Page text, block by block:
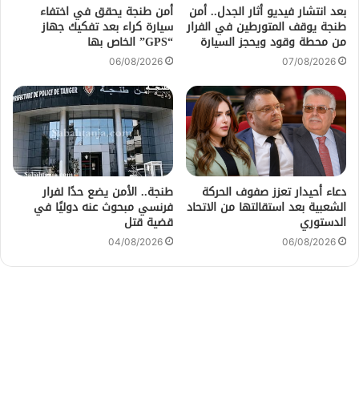
بعد انتشار فيديو أثار الجدل.. أمن
طنجة يوقف المتورطين في الفرار
من محطة وقود ويحجز السيارة
07/08/2026
أمن طنجة يحقق في اختفاء
سيارة كراء بعد تفكيك جهاز
“GPS” الخاص بها
06/08/2026
دعاء أحيدار تعزز صفوف الحركة
الشعبية بعد استقالتها من الاتحاد
الدستوري
06/08/2026
طنجة.. الأمن يضع حدًا لفرار
فرنسي مبحوث عنه دوليًا في
قضية قتل
04/08/2026